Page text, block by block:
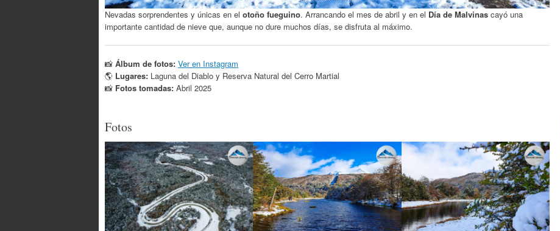
Nevadas sorprendentes y únicas en el otoño fueguino. Arrancando el mes de abril y en el Día de Malvinas cayó una
importante cantidad de nieve que, aunque no dure muchos días, se disfruta al máximo.
📸 Álbum de fotos: Ver en Instagram
🌎 Lugares: Laguna del Diablo y Reserva Natural del Cerro Martial
📸 Fotos tomadas: Abril 2025
Fotos